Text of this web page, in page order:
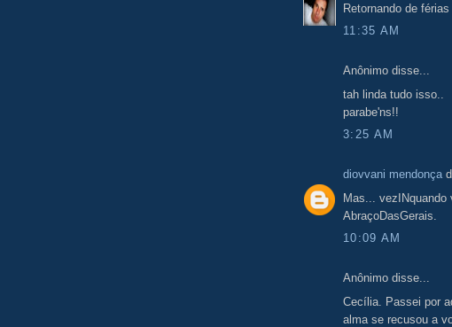
Retornando de
11:35 AM
Anônimo disse...
tah linda tudo isso..
parabe'ns!!
3:25 AM
diovvani mendonça
Mas... vezINquando
AbraçoDasGerais.
10:09 AM
Anônimo disse...
Cecília. Passei por
alma se recusou a